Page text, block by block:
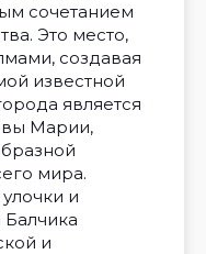
сочетанием
Это место,
создавая
известной
является
Марии,
мира.
и
и